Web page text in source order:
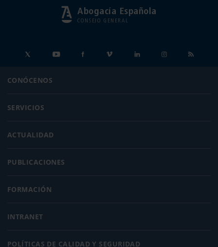
Abogacía Española
CONSEJO GENERAL
CONÓCENOS
SERVICIOS
ACTUALIDAD
PUBLICACIONES
FORMACIÓN
INTRANET
POLÍTICAS DE CALIDAD Y SEGURIDAD